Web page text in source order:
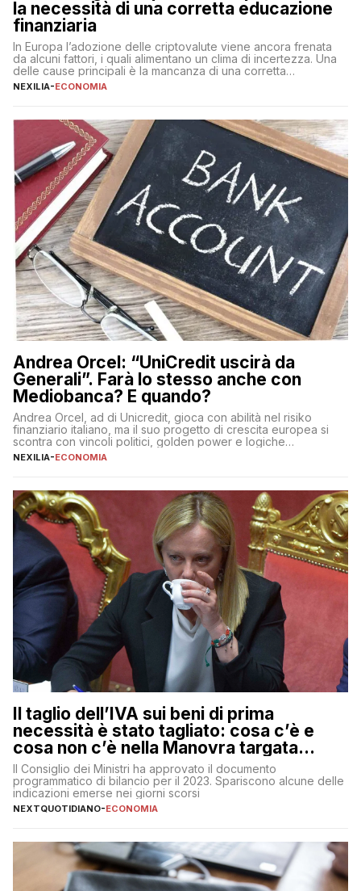
la necessità di una corretta educazione
finanziaria
In Europa l’adozione delle criptovalute viene ancora frenata
da alcuni fattori, i quali alimentano un clima di incertezza. Una
delle cause principali è la mancanza di una corretta
educazione finanziaria, che impedisce ad una larga parte della
sulle criptovalute: […]
NEXILIA-ECONOMIA
Andrea Orcel: “UniCredit uscirà da
Generali”. Farà lo stesso anche con
Mediobanca? E quando?
Andrea Orcel, ad di Unicredit, gioca con abilità nel risiko
finanziario italiano, ma il suo progetto di crescita europea si
scontra con vincoli politici, golden power e logiche
protezionistiche. Orcel e la mossa su Generali Andrea Orcel,
NEXILIA-ECONOMIA
Il taglio dell’IVA sui beni di prima
necessità è stato tagliato: cosa c’è e
cosa non c’è nella Manovra targata
Meloni
Il Consiglio dei Ministri ha approvato il documento
programmatico di bilancio per il 2023. Spariscono alcune delle
indicazioni emerse nei giorni scorsi
NEXTQUOTIDIANO-ECONOMIA